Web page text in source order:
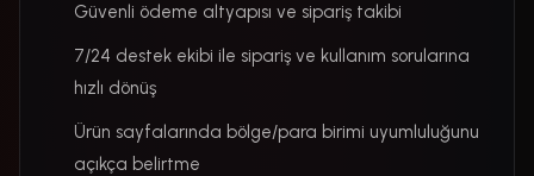
Güvenli ödeme altyapısı ve sipariş takibi
7/24 destek ekibi ile sipariş ve kullanım sorularına
hızlı dönüş
Ürün sayfalarında bölge/para birimi uyumluluğunu
açıkça belirtme